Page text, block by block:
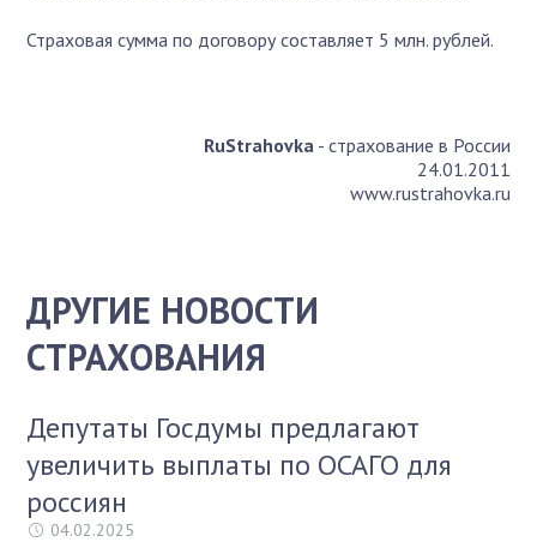
Страховая сумма по договору составляет 5 млн. рублей.
RuStrahovka- страхование в России
24.01.2011
www.rustrahovka.ru
ДРУГИЕ НОВОСТИ
СТРАХОВАНИЯ
Депутаты Госдумы предлагают
увеличить выплаты по ОСАГО для
россиян
04.02.2025